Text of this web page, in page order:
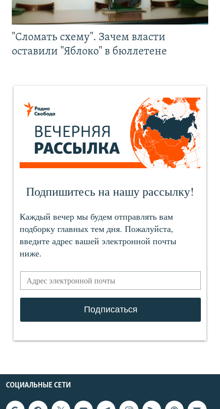
"Сломать схему". Зачем власти
оставили "Яблоко" в бюллетене
СОЦИАЛЬНЫЕ СЕТИ